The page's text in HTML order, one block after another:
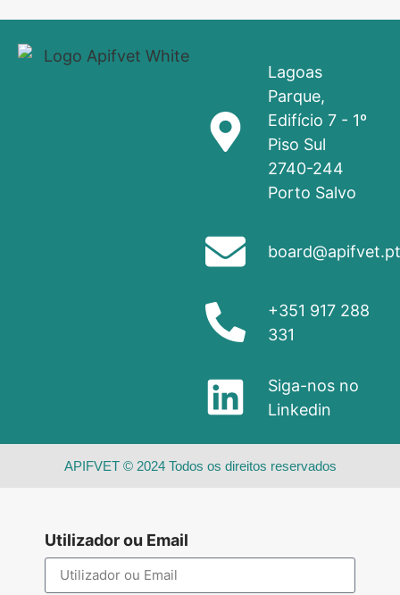
Lagoas
Parque,
Edifício 7 - 1º
Piso Sul
2740-244
Porto Salvo
+351 917 288
331
Siga-nos no
Linkedin
APIFVET © 2024 Todos os direitos reservados
Utilizador ou Email